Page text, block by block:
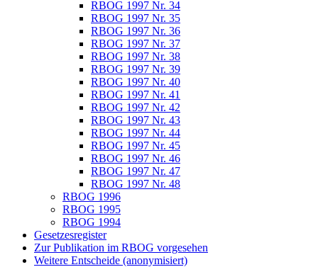
RBOG 1997 Nr. 34
RBOG 1997 Nr. 35
RBOG 1997 Nr. 36
RBOG 1997 Nr. 37
RBOG 1997 Nr. 38
RBOG 1997 Nr. 39
RBOG 1997 Nr. 40
RBOG 1997 Nr. 41
RBOG 1997 Nr. 42
RBOG 1997 Nr. 43
RBOG 1997 Nr. 44
RBOG 1997 Nr. 45
RBOG 1997 Nr. 46
RBOG 1997 Nr. 47
RBOG 1997 Nr. 48
RBOG 1996
RBOG 1995
RBOG 1994
Gesetzesregister
Zur Publikation im RBOG vorgesehen
Weitere Entscheide (anonymisiert)